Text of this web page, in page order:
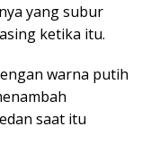
yang subur
ketika itu.
warna putih
saat itu